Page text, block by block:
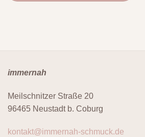
immernah
Meilschnitzer Straße 20
96465 Neustadt b. Coburg
kontakt@immernah-schmuck.de